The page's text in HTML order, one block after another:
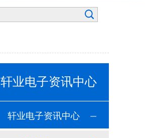
轩业电子资讯中心
轩业电子资讯中心